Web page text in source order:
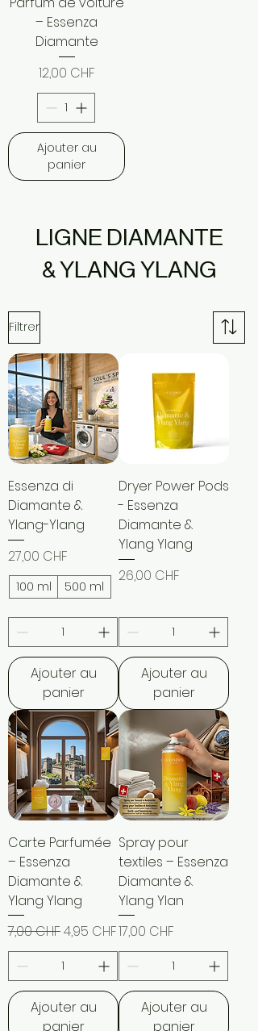
– Essenza
Diamante
Prix
12,00 CHF
Ajouter au
panier
LIGNE DIAMANTE
& YLANG YLANG
Filtrer
Essenza di
Diamante &
Ylang-Ylang
Prix
27,00 CHF
100 ml 500 ml
Ajouter au
panier
Dryer Power Pods
- Essenza
Diamante &
Ylang Ylang
Prix
26,00 CHF
Ajouter au
panier
Carte Parfumée
– Essenza
Diamante &
Ylang Ylang
Prix original
7,00 CHFPrix promotionnel
4,95 CHF
Ajouter au
panier
Spray pour
textiles – Essenza
Diamante &
Ylang Ylan
Prix
17,00 CHF
Ajouter au
panier